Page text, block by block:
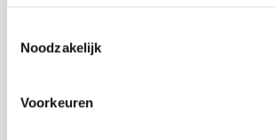
Noodzakelijk
Voorkeuren